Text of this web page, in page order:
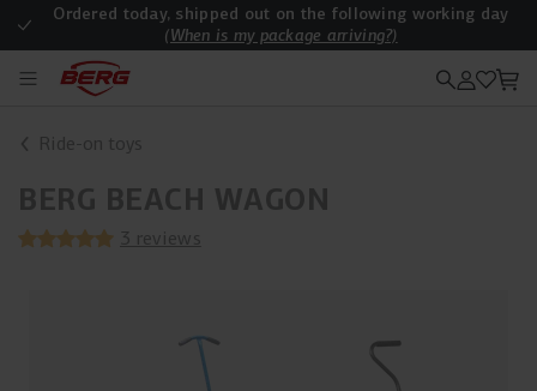
Ordered today, shipped out on the following working day
(When is my package arriving?)
Ride-on toys
BERG BEACH WAGON
3 reviews